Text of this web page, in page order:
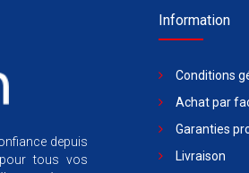
depuis
tous vos
Information
Conditions
Achat par
Garanties
Livraison